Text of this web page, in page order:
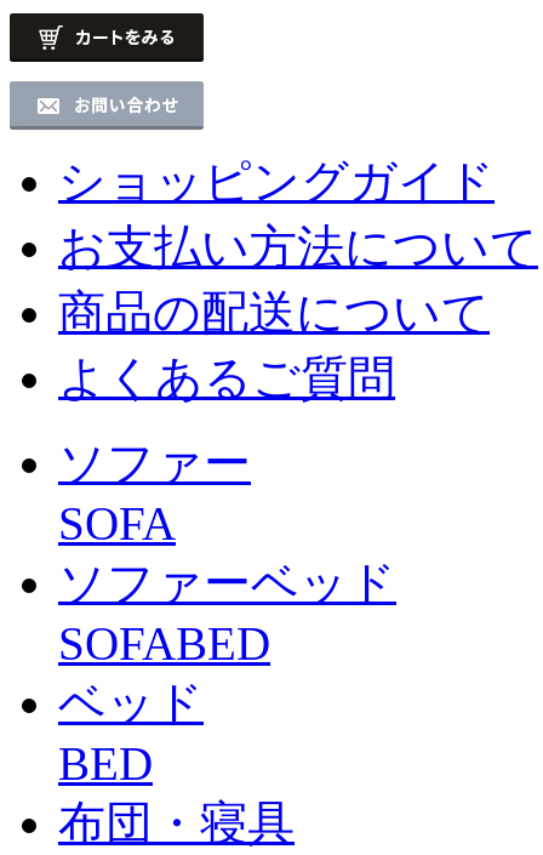
ショッピングガイド
お支払い方法について
商品の配送について
よくあるご質問
ソファー
SOFA
ソファーベッド
SOFABED
ベッド
BED
布団・寝具